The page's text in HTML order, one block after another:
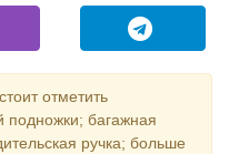
отметить
багажная
ручка; больше